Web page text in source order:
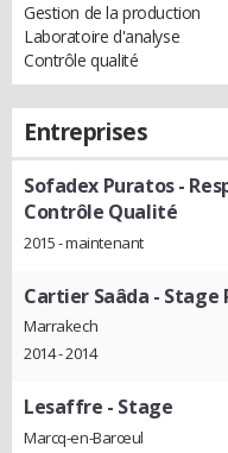
Gestion de la production
Laboratoire d'analyse
Contrôle qualité
Entreprises
Sofadex Puratos-
Contrôle Qualité
2015 - maintenant
Cartier Saâda - Stage
Marrakech
2014 - 2014
Lesaffre - Stage
Marcq-en-Barœul